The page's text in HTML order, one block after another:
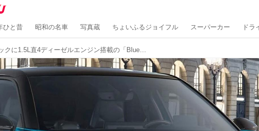
ひと昔 昭和の名車 写真蔵 ちょいふるジョイフル スーパーカー ドラ
DS3クロスバックに1.5L直4ディーゼルエンジン搭載の「BlueHDi」が登場